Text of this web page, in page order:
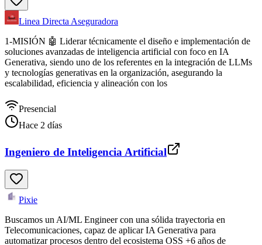
Linea Directa Aseguradora
1-MISIÓN 🤖 Liderar técnicamente el diseño e implementación de
soluciones avanzadas de inteligencia artificial con foco en IA
Generativa, siendo uno de los referentes en la integración de LLMs
y tecnologías generativas en la organización, asegurando la
escalabilidad, eficiencia y alineación con los
Presencial
Hace 2 días
Ingeniero de Inteligencia Artificial
Pixie
Buscamos un AI/ML Engineer con una sólida trayectoria en
Telecomunicaciones, capaz de aplicar IA Generativa para
automatizar procesos dentro del ecosistema OSS +6 años de